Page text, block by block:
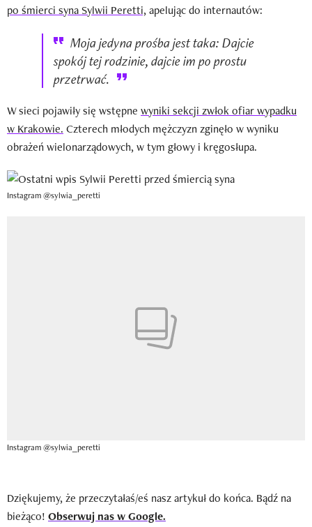
po śmierci syna Sylwii Peretti,apelując do internautów:
Moja jedyna prośba jest taka: Dajcie
spokój tej rodzinie, dajcie im po prostu
przetrwać.
W sieci pojawiły się wstępne wyniki sekcji zwłok ofiar wypadku
w Krakowie. Czterech młodych mężczyzn zginęło w wyniku
obrażeń wielonarządowych, w tym głowy i kręgosłupa.
Instagram @sylwia_peretti
Instagram @sylwia_peretti
Dziękujemy, że przeczytałaś/eś nasz artykuł do końca. Bądź na
bieżąco! Obserwuj nas w Google.